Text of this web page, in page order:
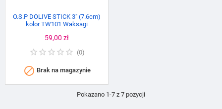
O.S.P DOLIVE STICK 3" (7.6cm)
kolor TW101 Waksagi
Cena
59,00 zł
(0)
 Brak na magazynie
Pokazano 1-7 z 7 pozycji